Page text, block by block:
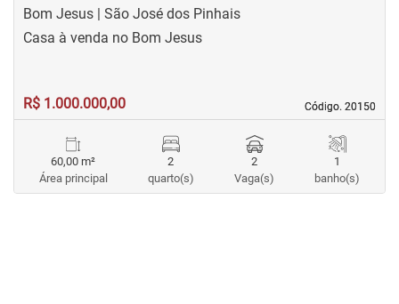
Bom Jesus | São José dos Pinhais
Código. 20150
Código. 20150
Casa à venda no Bom Jesus
R$ 1.000.000,00
60,00 m²
Área principal
2
quarto(s)
2
Vaga(s)
1
banho(s)